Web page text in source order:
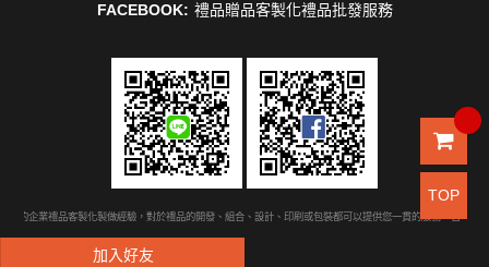
TOP
FACEBOOK: 禮品贈品客製化禮品批發服務
富的企業禮品客製化製做經驗，對於禮品的開發、組合、設計、印刷或包裝都可以提供您一貫的服務。台中
加入好友